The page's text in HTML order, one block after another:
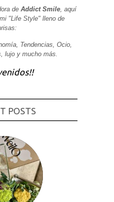
de Addict Smile, aquí
"Life Style" lleno de
Tendencias, Ocio,
lujo y mucho más.
POSTS